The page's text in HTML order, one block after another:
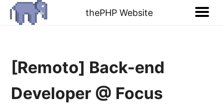
thePHP Website
[Remoto] Back-end
Developer @ Focus